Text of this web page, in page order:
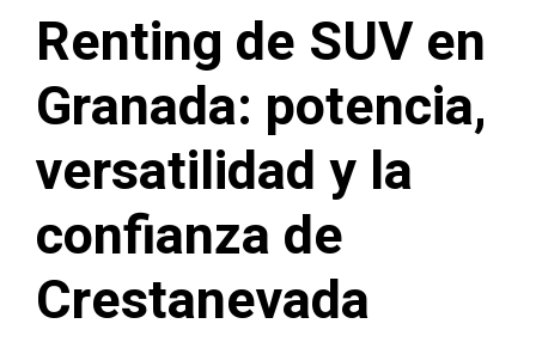
Renting de SUV en
Granada: potencia,
versatilidad y la
confianza de
Crestanevada